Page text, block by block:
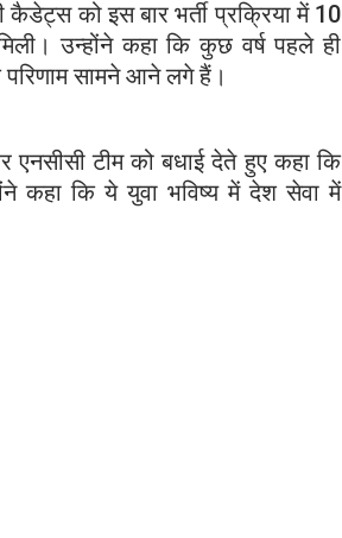
कैडेट्स को इस बार भर्ती प्रक्रिया में 10
उन्होंने कहा कि कुछ वर्ष पहले ही
सामने आने लगे हैं।
टीम को बधाई देते हुए कहा कि
कहा कि ये युवा भविष्य में देश सेवा में